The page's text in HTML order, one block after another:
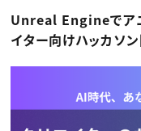
お役立ち基礎知識
マーケッター
クリエイターインタ
C＆R Magazine
ニュース・トレンド
ニュース・トレンド
Web
映像
出版
CREATIVE
Unreal Engineでア
イター向けハッカソ